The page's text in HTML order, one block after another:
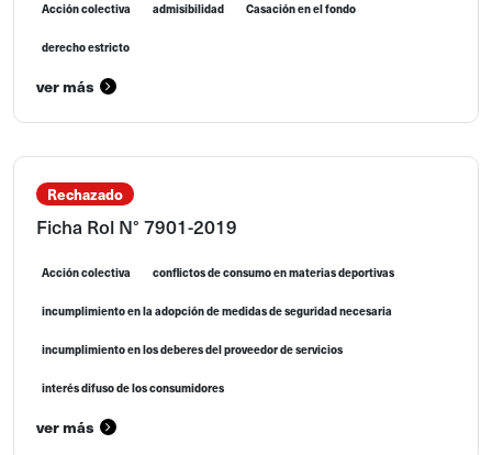
Acción colectiva admisibilidad Casación en el fondo
derecho estricto
ver más
Rechazado
Ficha Rol N° 7901-2019
Acción colectiva conflictos de consumo en materias deportivas
incumplimiento en la adopción de medidas de seguridad necesaria
incumplimiento en los deberes del proveedor de servicios
interés difuso de los consumidores
ver más